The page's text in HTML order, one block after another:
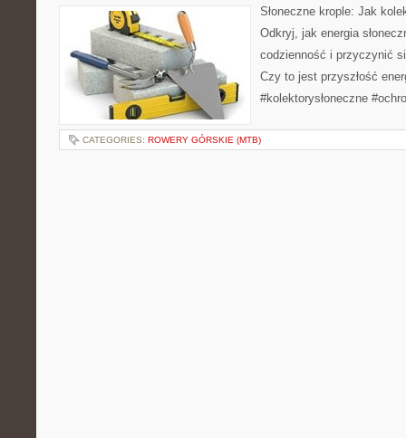
Słoneczne krople: Jak
Odkryj, jak energia
codzienność i przyczynić
Czy to jest przyszłość
#kolektorysłoneczne
CATEGORIES: ROWERY GÓRSKIE (MTB)